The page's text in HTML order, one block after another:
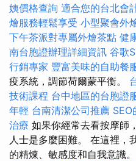
姨價格查詢 適合您的台北會
燴服務輕鬆享受 小型聚會外
下午茶派對專屬外燴茶點 健
南台胞證辦理詳細資訊 谷歌
行銷專家 豐富美味的自助餐
疫系統，調節荷爾蒙平衡。
技術課程 台中地區的台胞證
年輕 台南清潔公司推薦 SEO
治療 如果你經常去看按摩師
人士是多麼困難。 在這裡，
的精煉、敏感度和自我意識。